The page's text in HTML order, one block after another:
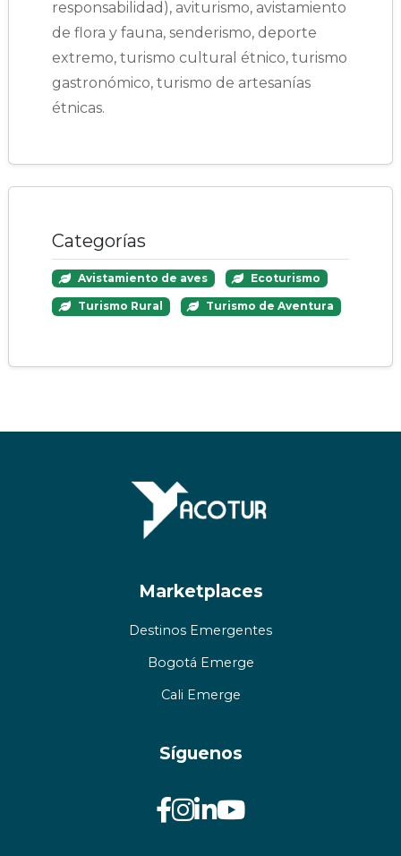
responsabilidad), aviturismo, avistamiento
de flora y fauna, senderismo, deporte
extremo, turismo cultural étnico, turismo
gastronómico, turismo de artesanías
étnicas.
Categorías
Avistamiento de aves Ecoturismo
Turismo Rural Turismo de Aventura
Marketplaces
Destinos Emergentes
Bogotá Emerge
Cali Emerge
Síguenos